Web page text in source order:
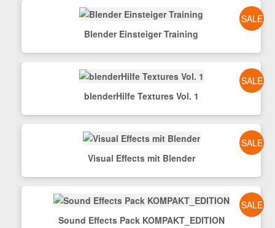
SALE
Blender Einsteiger Training
SALE
blenderHilfe Textures Vol. 1
SALE
Visual Effects mit Blender
SALE
Sound Effects Pack KOMPAKT_EDITION